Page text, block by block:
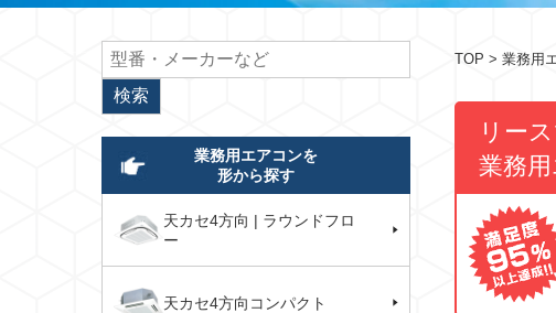
TOP > 業務用
リー
業務
業務用エアコンを
形から探す
天カセ4方向 | ラウンドフロ
ー
天カセ4方向コンパクト